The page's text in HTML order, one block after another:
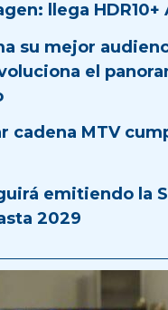
llega HDR10+
su mejor
el
cadena MTV
emitiendo la
2029